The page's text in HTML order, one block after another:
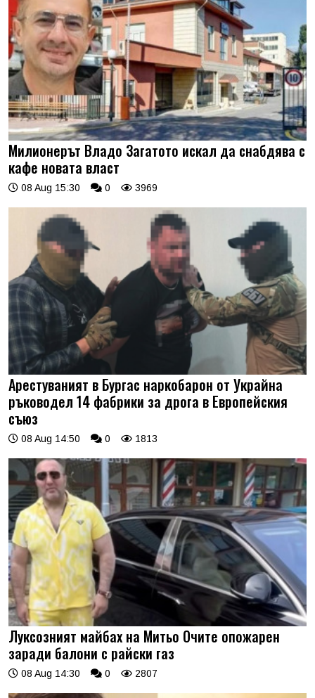
Милионерът Владо Загатото искал да снабдява с
кафе новата власт
08 Aug 15:30 0 3969
Арестуваният в Бургас наркобарон от Украйна
ръководел 14 фабрики за дрога в Европейския
съюз
08 Aug 14:50 0 1813
Луксозният майбах на Митьо Очите опожарен
заради балони с райски газ
08 Aug 14:30 0 2807